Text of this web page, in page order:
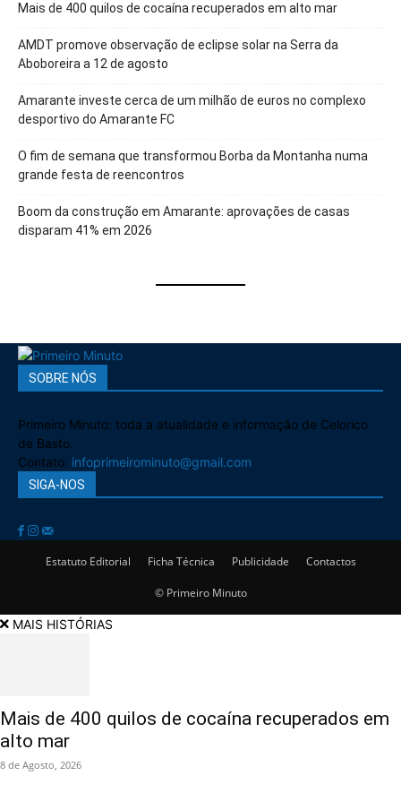
Mais de 400 quilos de cocaína recuperados em alto mar
AMDT promove observação de eclipse solar na Serra da
Aboboreira a 12 de agosto
Amarante investe cerca de um milhão de euros no complexo
desportivo do Amarante FC
O fim de semana que transformou Borba da Montanha numa
grande festa de reencontros
Boom da construção em Amarante: aprovações de casas
disparam 41% em 2026
SOBRE NÓS
Primeiro Minuto: toda a atualidade e informação de Celorico
de Basto.
Contato: infoprimeirominuto@gmail.com
SIGA-NOS
Estatuto Editorial Ficha Técnica Publicidade Contactos
© Primeiro Minuto
MAIS HISTÓRIAS
Mais de 400 quilos de cocaína recuperados em
alto mar
8 de Agosto, 2026